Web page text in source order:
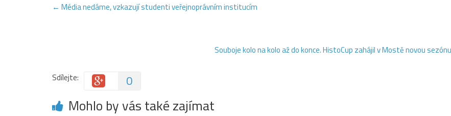
← Média nedáme, vzkazují studenti veřejnoprávním institucím
Souboje kolo na kolo až do konce. HistoCup zahájil v Mostě novou sezónu
Sdílejte: 0
Mohlo by vás také zajímat